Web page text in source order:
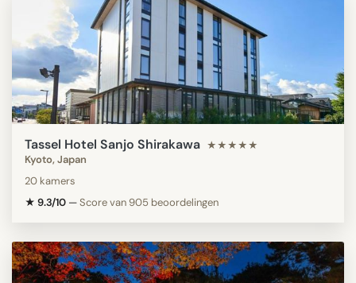
Tassel Hotel Sanjo Shirakawa ★★★★★
Kyoto, Japan
20 kamers
★ 9.3/10 —Score van 905 beoordelingen